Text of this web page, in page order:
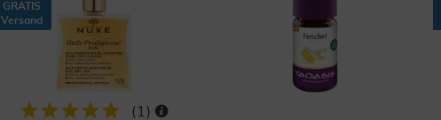
GRATIS
Versand
( 1 )